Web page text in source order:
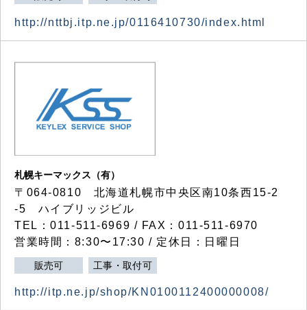
http://nttbj.itp.ne.jp/0116410730/index.html
札幌キーマックス（有）
〒064-0810 北海道札幌市中央区南10条西15-2
-5 ハイブリッジビル
TEL：011-511-6969 / FAX：011-511-6970
営業時間：8:30〜17:30 / 定休日：日曜日
販売可 工事・取付可
http://itp.ne.jp/shop/KN0100112400000008/